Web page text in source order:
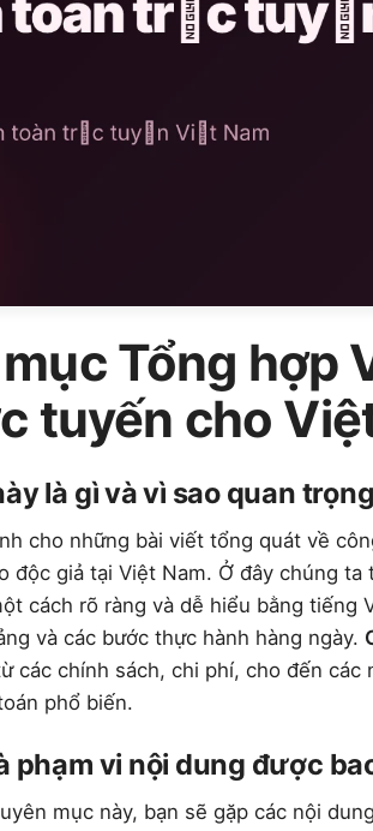
Tổng hợp
tuyến cho
là gì và vì sao quan
cho những bài viết tổng quát về
độc giả tại Việt Nam. Ở đây chúng ta
cách rõ ràng và dễ hiểu bằng tiếng
và các bước thực hành hàng ngày.
các chính sách, chi phí, cho đến các
phổ biến.
phạm vi nội dung được
mục này, bạn sẽ gặp các nội